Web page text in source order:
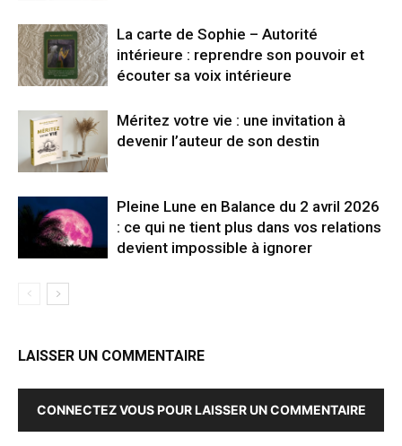
La carte de Sophie – Autorité
intérieure : reprendre son pouvoir et
écouter sa voix intérieure
Méritez votre vie : une invitation à
devenir l’auteur de son destin
Pleine Lune en Balance du 2 avril 2026
: ce qui ne tient plus dans vos relations
devient impossible à ignorer
LAISSER UN COMMENTAIRE
CONNECTEZ VOUS POUR LAISSER UN COMMENTAIRE